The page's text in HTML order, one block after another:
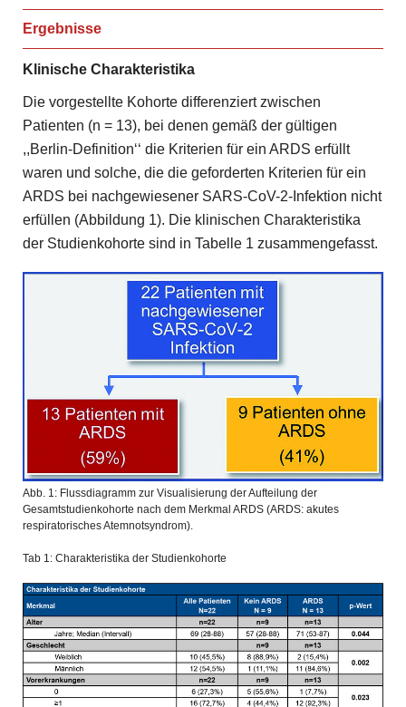
Ergebnisse
Klinische Charakteristika
Die vorgestellte Kohorte differenziert zwischen
Patienten (n = 13), bei denen gemäß der gültigen
,,Berlin-Definition‘‘ die Kriterien für ein ARDS erfüllt
waren und solche, die die geforderten Kriterien für ein
ARDS bei nachgewiesener SARS-CoV-2-Infektion nicht
erfüllen (Abbildung 1). Die klinischen Charakteristika
der Studienkohorte sind in Tabelle 1 zusammengefasst.
Abb. 1: Flussdiagramm zur Visualisierung der Aufteilung der
Gesamtstudienkohorte nach dem Merkmal ARDS (ARDS: akutes
respiratorisches Atemnotsyndrom).
Tab 1: Charakteristika der Studienkohorte